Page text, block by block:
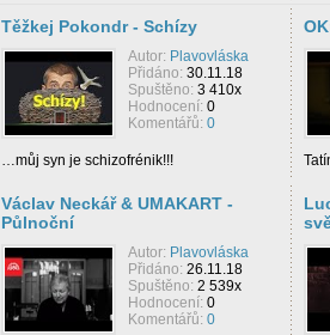
Těžkej Pokondr - Schízy
Autor: Plavovláska
Přidáno: 30.11.18
Spuštěno: 3 410x
Hodnocení: 0
Komentářů: 0
…můj syn je schizofrénik!!!
Václav Neckář & UMAKART -
Půlnoční
Autor: Plavovláska
Přidáno: 26.11.18
Spuštěno: 2 539x
Hodnocení: 0
Komentářů: 0